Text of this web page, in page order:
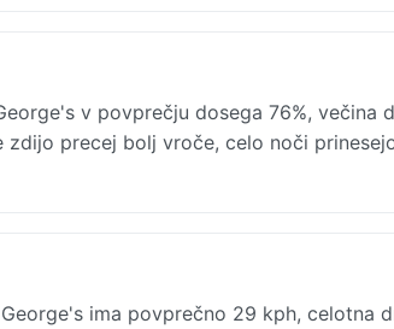
v povprečju dosega 76%, večina
precej bolj vroče, celo noči
ima povprečno 29 kph, celotna